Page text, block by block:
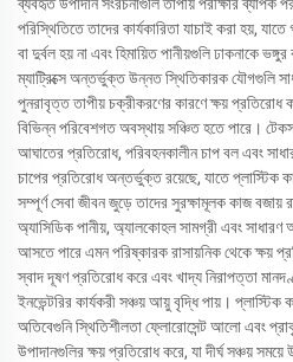
পরিস্থিতিতে তাদের কার্যকারিতা যাচাই করা হয়,
বা দুর্বল হয় না এবং হিমায়িত পানীয়গুলি ঢাকনাকে
ম্যাট্রিক্সে অন্তর্ভুক্ত উন্নত স্থিতিকারক যৌগগুলি
পুনরাবৃত্ত তাপীয় চক্রীকরণের কারণে ক্ষয় প্রতিরোধ
বিভিন্ন পরিবেশগত অবস্থায় সঞ্চিত হতে পারে।
আঘাতের প্রতিরোধ, পরিবহনকালীন চাপ বল এবং
চাপের প্রতিরোধ অন্তর্ভুক্ত রয়েছে, যাতে প্লাস্টিক
সম্পূর্ণ সেবা জীবন জুড়ে তাদের সুরক্ষামূলক কাজ বজায়
অ্যাসিডিক পানীয়, অ্যালকোহল সামগ্রী এবং সাধারণ
আসতে পারে এমন পরিষ্কারক রাসায়নিক থেকে ক্ষয়
স্বাদ দূষণ প্রতিরোধ করে এবং খাদ্য নিরাপত্তা
ইনভেন্টরির কার্যকরী সঞ্চয় আয়ু বৃদ্ধি পায়।
অতিবেগুনি স্থিতিশীলতা ফ্লোরোসেন্ট আলো এবং
উপাদানগুলির ক্ষয় প্রতিরোধ করে, যা দীর্ঘ সঞ্চয় সময়ে